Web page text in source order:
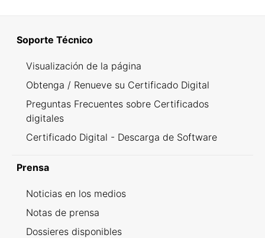
Soporte Técnico
Visualización de la página
Obtenga / Renueve su Certificado Digital
Preguntas Frecuentes sobre Certificados
digitales
Certificado Digital - Descarga de Software
Prensa
Noticias en los medios
Notas de prensa
Dossieres disponibles